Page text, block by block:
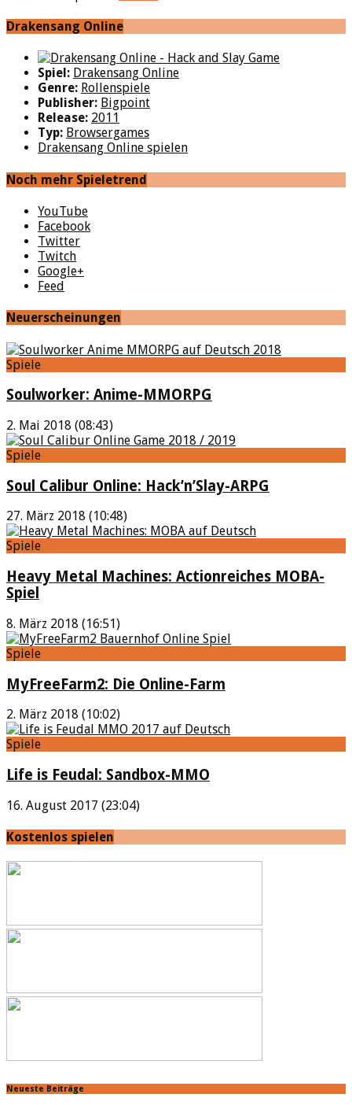
Drakensang Online
Spiel: Drakensang Online
Genre: Rollenspiele
Publisher: Bigpoint
Release: 2011
Typ: Browsergames
Drakensang Online spielen
Noch mehr Spieletrend
YouTube
Facebook
Twitter
Twitch
Google+
Feed
Neuerscheinungen
Spiele
Soulworker: Anime-MMORPG
2. Mai 2018 (08:43)
Spiele
Soul Calibur Online: Hack’n’Slay-ARPG
27. März 2018 (10:48)
Spiele
Heavy Metal Machines: Actionreiches MOBA-
Spiel
8. März 2018 (16:51)
Spiele
MyFreeFarm2: Die Online-Farm
2. März 2018 (10:02)
Spiele
Life is Feudal: Sandbox-MMO
16. August 2017 (23:04)
Kostenlos spielen
Neueste Beiträge